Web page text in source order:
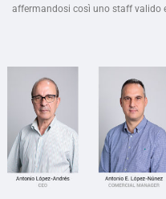
affermandosi così uno staff valido